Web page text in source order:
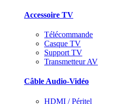
Accessoire TV
Télécommande
Casque TV
Support TV
Transmetteur AV
Câble Audio-Vidéo
HDMI / Péritel